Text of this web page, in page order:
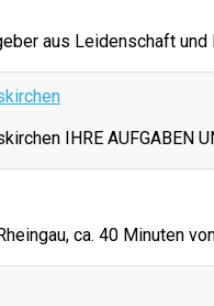
aus Leidenschaft
IHRE AUFGABEN
ca. 40 Minuten